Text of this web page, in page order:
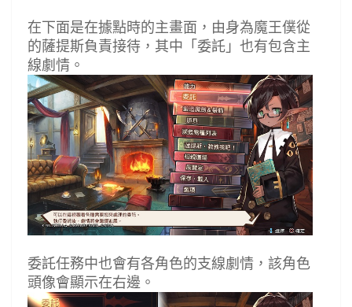
在下面是在據點時的主畫面，由身為魔王僕從
的薩提斯負責接待，其中「委託」也有包含主
線劇情。
委託任務中也會有各角色的支線劇情，該角色
頭像會顯示在右邊。